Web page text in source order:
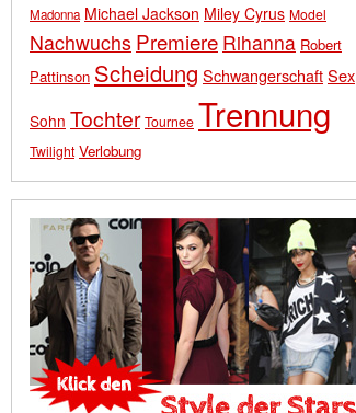
Madonna Michael Jackson Miley Cyrus Model
Nachwuchs Premiere Rihanna Robert
Pattinson Scheidung SchwangerschaftSex
Sohn Tochter Tournee Trennung
Twilight Verlobung